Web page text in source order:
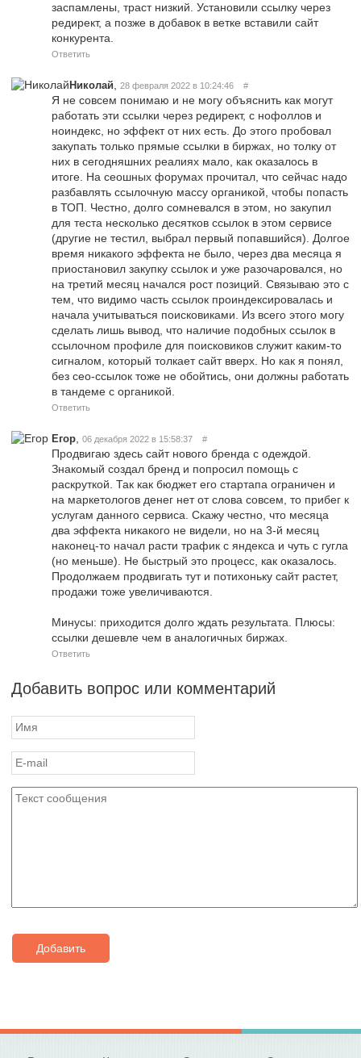
заспамлены, траст низкий. Установили ссылку через
редирект, а позже в добавок в ветке вставили сайт
конкурента.
Ответить
Николай 28 февраля 2022 в 10:24:46 #
Я не совсем понимаю и не могу объяснить как могут
работать эти ссылки через редирект, с нофоллов и
ноиндекс, но эффект от них есть. До этого пробовал
закупать только прямые ссылки в биржах, но толку от
них в сегодняшних реалиях мало, как оказалось в
итоге. На сеошных форумах прочитал, что сейчас надо
разбавлять ссылочную массу органикой, чтобы попасть
в ТОП. Честно, долго сомневался в этом, но закупил
для теста несколько десятков ссылок в этом сервисе
(другие не тестил, выбрал первый попавшийся). Долгое
время никакого эффекта не было, через два месяца я
приостановил закупку ссылок и уже разочаровался, но
на третий месяц начался рост позиций. Связываю это с
тем, что видимо часть ссылок проиндексировалась и
начала учитываться поисковиками. Из всего этого могу
сделать лишь вывод, что наличие подобных ссылок в
ссылочном профиле для поисковиков служит каким-то
сигналом, который толкает сайт вверх. Но как я понял,
без сео-ссылок тоже не обойтись, они должны работать
в тандеме с органикой.
Ответить
Егор 06 декабря 2022 в 15:58:37 #
Продвигаю здесь сайт нового бренда с одеждой.
Знакомый создал бренд и попросил помощь с
раскруткой. Так как бюджет его стартапа ограничен и
на маркетологов денег нет от слова совсем, то прибег к
услугам данного сервиса. Скажу честно, что месяца
два эффекта никакого не видели, но на 3-й месяц
наконец-то начал расти трафик с яндекса и чуть с гугла
(но меньше). Не быстрый это процесс, как оказалось.
Продолжаем продвигать тут и потихоньку сайт растет,
продажи тоже увеличиваются.
Минусы: приходится долго ждать результата. Плюсы:
ссылки дешевле чем в аналогичных биржах.
Ответить
Добавить вопрос или комментарий
Добавить